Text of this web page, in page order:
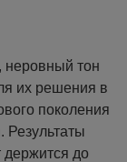
неровный тон
их решения в
поколения
до